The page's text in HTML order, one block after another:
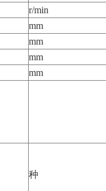
r/min
mm
mm
mm
mm
种